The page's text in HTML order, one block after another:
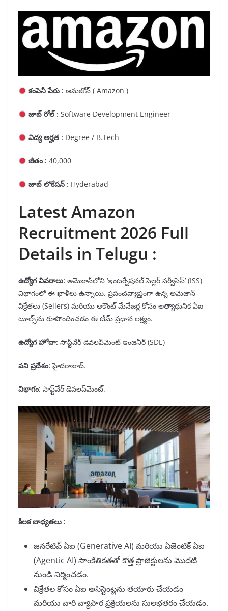
కంపెనీ పేరు : అమజోన్ ( Amazon )
జాబ్ రోల్ : Software Development Engineer
విద్య అర్హత : Degree / B.Tech
జీతం : 40,000
జాబ్ లొకేషన్ : Hyderabad
Latest Amazon
Recruitment 2026 Full
Details in Telugu :
ఉద్యోగ వివరాలు: అమెజాన్‌లోని ‘ఇంటర్నేషనల్ సెల్లర్ సర్వీసెస్’ (ISS)
విభాగంలో ఈ ఖాళీలు ఉన్నాయి. ప్రపంచవ్యాప్తంగా ఉన్న అమెజాన్
విక్రేతలు (Sellers) మరియు అకౌంట్ మేనేజర్ల కోసం అత్యాధునిక ఏఐ
టూల్స్‌ను రూపొందించడం ఈ టీమ్ ప్రధాన లక్ష్యం.
ఉద్యోగ హోదా: సాఫ్ట్‌వేర్ డెవలప్‌మెంట్ ఇంజనీర్ (SDE)
పని ప్రదేశం: హైదరాబాద్.
విభాగం: సాఫ్ట్‌వేర్ డెవలప్‌మెంట్.
కీలక బాధ్యతలు :
జనరేటివ్ ఏఐ (Generative AI) మరియు ఏజెంటిక్ ఏఐ
(Agentic AI) సాంకేతికతతో కొత్త ప్రాజెక్టులను మొదటి
నుండి నిర్మించడం.
విక్రేతల కోసం ఏఐ అసిస్టెంట్లను తయారు చేయడం
మరియు వారి వ్యాపార ప్రక్రియలను సులభతరం చేయడం.